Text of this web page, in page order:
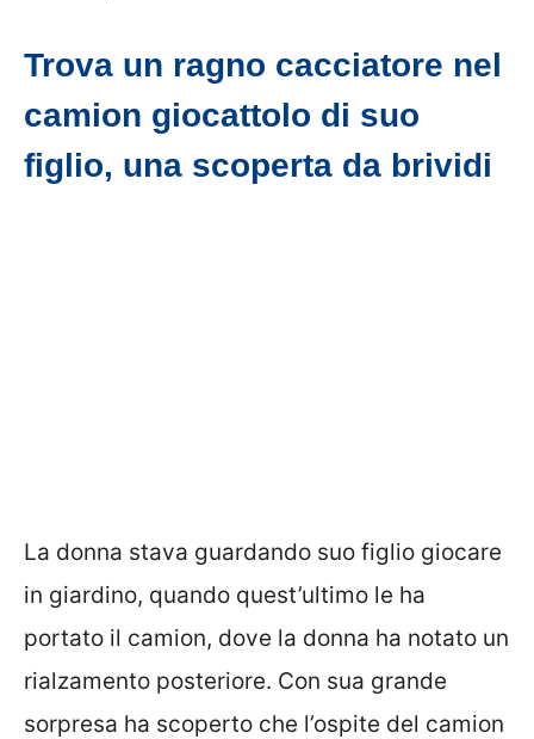
Trova un ragno cacciatore nel
camion giocattolo di suo
figlio, una scoperta da brividi
La donna stava guardando suo figlio giocare
in giardino, quando quest’ultimo le ha
portato il camion, dove la donna ha notato un
rialzamento posteriore. Con sua grande
sorpresa ha scoperto che l’ospite del camion